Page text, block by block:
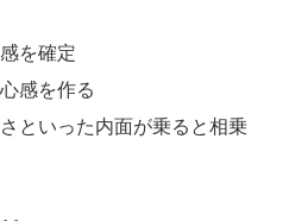
を確定
感を作る
といった内面が乗ると相乗